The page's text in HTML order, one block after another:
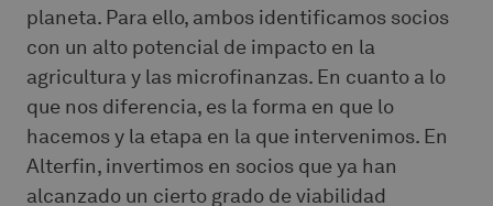
planeta. Para ello, ambos identificamos socios
con un alto potencial de impacto en la
agricultura y las microfinanzas. En cuanto a lo
que nos diferencia, es la forma en que lo
hacemos y la etapa en la que intervenimos. En
Alterfin, invertimos en socios que ya han
alcanzado un cierto grado de viabilidad